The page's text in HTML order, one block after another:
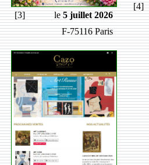
[3] le5 juillet 2026
F-75116 Paris
[4]